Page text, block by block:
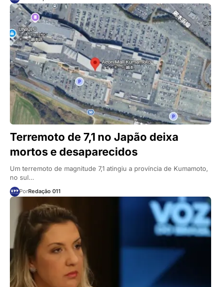
Terremoto de 7,1 no Japão deixa
mortos e desaparecidos
Um terremoto de magnitude 7,1 atingiu a província de Kumamoto,
no sul…
PorRedação 011